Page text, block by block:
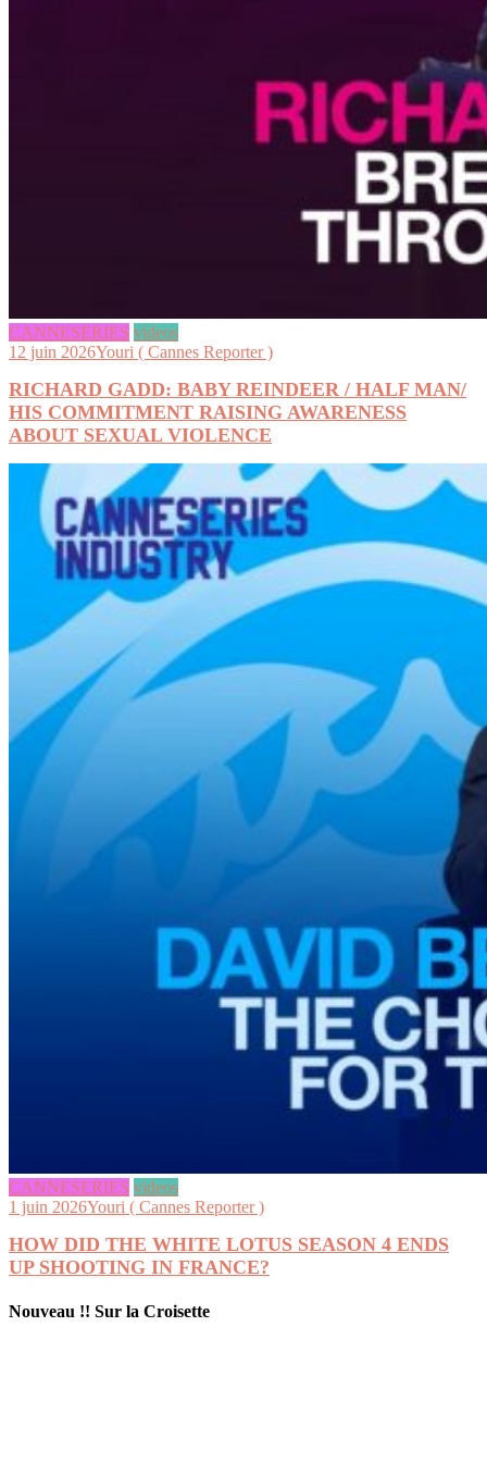
CANNESERIES videos
12 juin 2026Youri ( Cannes Reporter )
RICHARD GADD: BABY REINDEER / HALF MAN/
HIS COMMITMENT RAISING AWARENESS
ABOUT SEXUAL VIOLENCE
CANNESERIES videos
1 juin 2026Youri ( Cannes Reporter )
HOW DID THE WHITE LOTUS SEASON 4 ENDS
UP SHOOTING IN FRANCE?
Nouveau !! Sur la Croisette